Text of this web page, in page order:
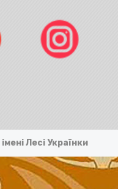
Лесі Українки